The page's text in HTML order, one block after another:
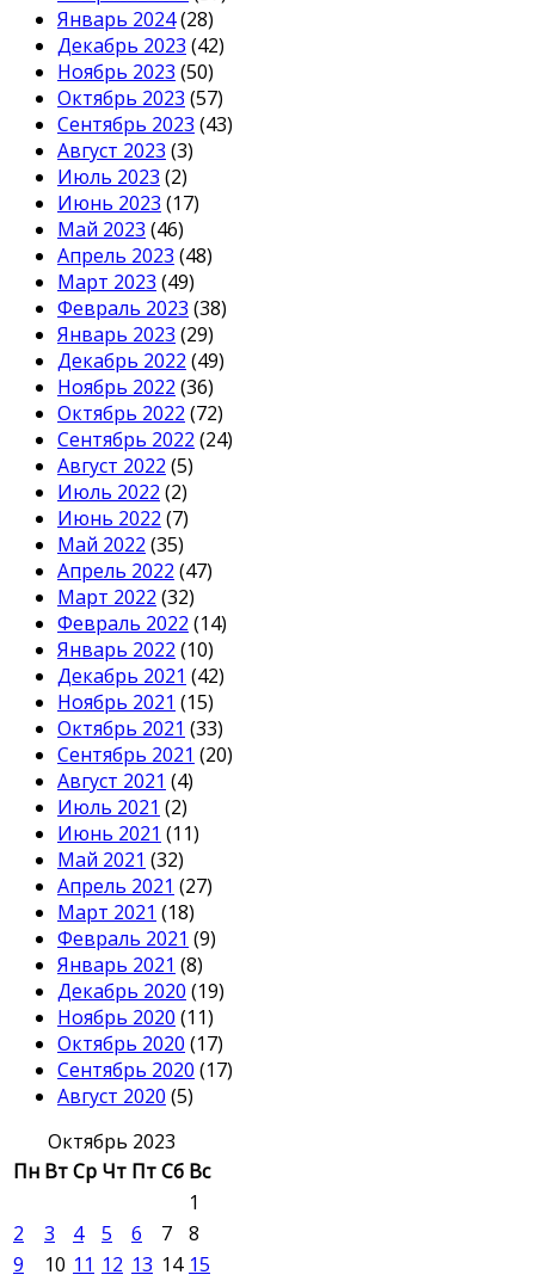
Январь 2024(28)
Декабрь 2023 (42)
Ноябрь 2023 (50)
Октябрь 2023 (57)
Сентябрь 2023 (43)
Август 2023 (3)
Июль 2023 (2)
Июнь 2023 (17)
Май 2023 (46)
Апрель 2023 (48)
Март 2023 (49)
Февраль 2023 (38)
Январь 2023 (29)
Декабрь 2022 (49)
Ноябрь 2022 (36)
Октябрь 2022 (72)
Сентябрь 2022 (24)
Август 2022 (5)
Июль 2022 (2)
Июнь 2022 (7)
Май 2022 (35)
Апрель 2022 (47)
Март 2022 (32)
Февраль 2022 (14)
Январь 2022 (10)
Декабрь 2021 (42)
Ноябрь 2021 (15)
Октябрь 2021 (33)
Сентябрь 2021 (20)
Август 2021 (4)
Июль 2021 (2)
Июнь 2021 (11)
Май 2021 (32)
Апрель 2021 (27)
Март 2021 (18)
Февраль 2021 (9)
Январь 2021 (8)
Декабрь 2020 (19)
Ноябрь 2020 (11)
Октябрь 2020 (17)
Сентябрь 2020 (17)
Август 2020 (5)
Октябрь 2023
Пн ВтСр Чт ПтСб Вс
1
2
3 4 5 6 7
8
9
10 11 12 13 14 15